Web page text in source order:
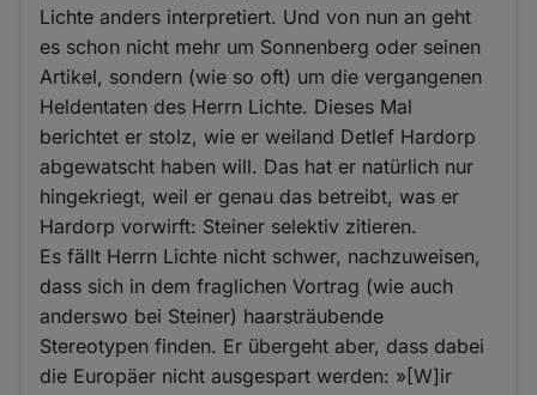
Lichte anders interpretiert. Und von nun an geht
es schon nicht mehr um Sonnenberg oder seinen
Artikel, sondern (wie so oft) um die vergangenen
Heldentaten des Herrn Lichte. Dieses Mal
berichtet er stolz, wie er weiland Detlef Hardorp
abgewatscht haben will. Das hat er natürlich nur
hingekriegt, weil er genau das betreibt, was er
Hardorp vorwirft: Steiner selektiv zitieren.
Es fällt Herrn Lichte nicht schwer, nachzuweisen,
dass sich in dem fraglichen Vortrag (wie auch
anderswo bei Steiner) haarsträubende
Stereotypen finden. Er übergeht aber, dass dabei
die Europäer nicht ausgespart werden: »[W]ir